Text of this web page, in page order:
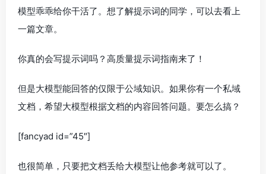
模型乖乖给你干活了。想了解提示词的同学，可以去看上
一篇文章。
你真的会写提示词吗？高质量提示词指南来了！
但是大模型能回答的仅限于公域知识。如果你有一个私域
文档，希望大模型根据文档的内容回答问题。要怎么搞？
[fancyad id=”45″]
也很简单，只要把文档丢给大模型让他参考就可以了。